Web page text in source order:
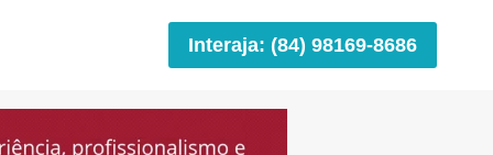
Interaja: (84) 98169-8686